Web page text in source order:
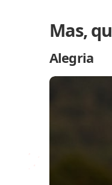
Mas,
Alegria